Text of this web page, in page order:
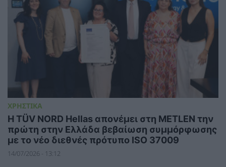
ΧΡΗΣΤΙΚΑ
Η TÜV NORD Hellas απονέμει στη METLEN την
πρώτη στην Ελλάδα βεβαίωση συμμόρφωσης
με το νέο διεθνές πρότυπο ISO 37009
14/07/2026 - 13:12